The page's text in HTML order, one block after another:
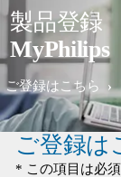
製品登録
MyPhilips
ご登録はこちら
ご登録は
* この項目は必